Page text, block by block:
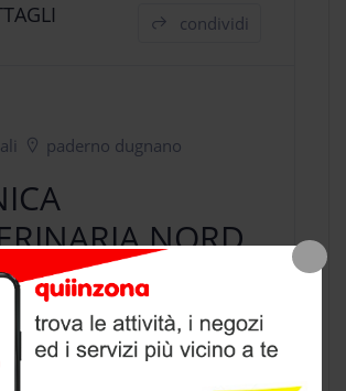
condividi
paderno dugnano
NORD
animalia Paderno Dugnano,
di Milano